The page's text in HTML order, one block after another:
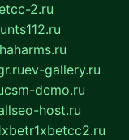
2.ru
ev-gallery.ru
csm-demo.ru
host.ru